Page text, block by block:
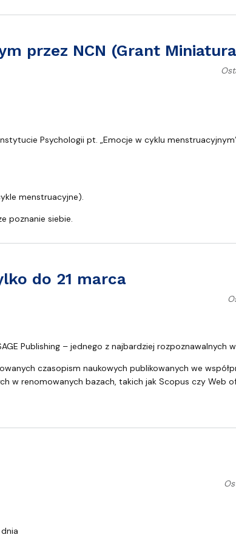
przez NCN (Grant
9)
Psychologii pt. „Emocje w cyklu
menstruacyjne).
poznanie siebie.
do 21 marca
Publishing – jednego z najbardziej rozpoznawalnych
czasopism naukowych publikowanych we
w renomowanych bazach, takich jak Scopus czy Web